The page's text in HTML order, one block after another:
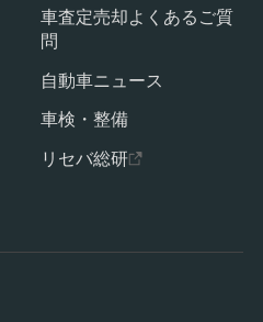
車査定売却よくあるご質
問
自動車ニュース
車検・整備
リセバ総研